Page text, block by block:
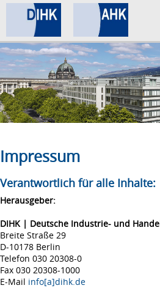
Home
Datenschutz
Impressum
Impressum
Verantwortlich für alle Inhalte:
Herausgeber:
DIHK | Deutsche Industrie- und
Breite Straße 29
D-10178 Berlin
Telefon 030 20308-0
Fax 030 20308-1000
E-Mail info[a]dihk.de